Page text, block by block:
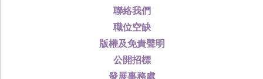
聯絡我們
職位空缺
版權及免責聲明
公開招標
發展事務處